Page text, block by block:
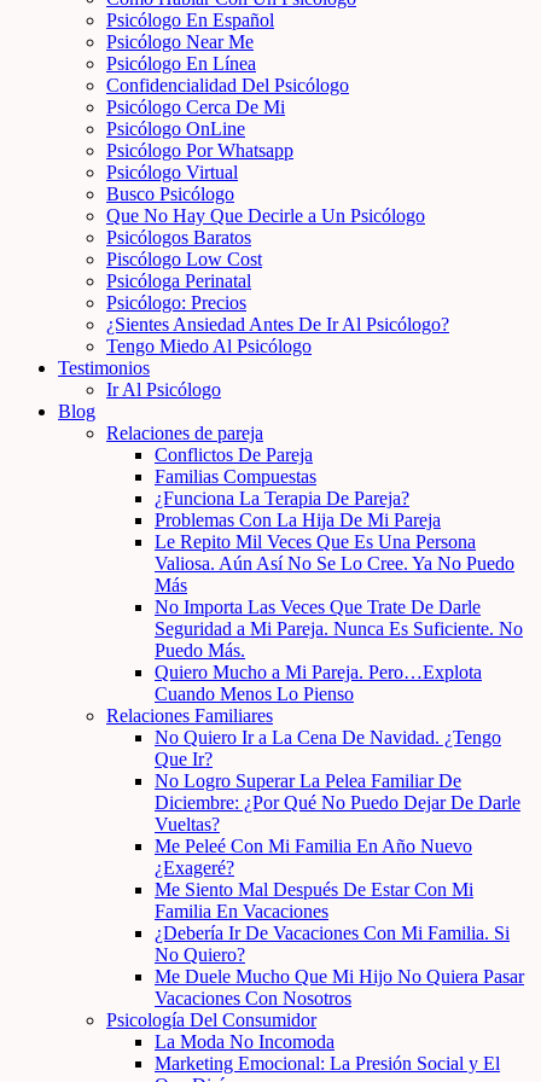
Psicólogo En Español
Psicólogo Near Me
Psicólogo En Línea
Confidencialidad Del Psicólogo
Psicólogo Cerca De Mi
Psicólogo OnLine
Psicólogo Por Whatsapp
Psicólogo Virtual
Busco Psicólogo
Que No Hay Que Decirle a Un Psicólogo
Psicólogos Baratos
Piscólogo Low Cost
Psicóloga Perinatal
Psicólogo: Precios
¿Sientes Ansiedad Antes De Ir Al Psicólogo?
Tengo Miedo Al Psicólogo
Testimonios
Ir Al Psicólogo
Blog
Relaciones de pareja
Conflictos De Pareja
Familias Compuestas
¿Funciona La Terapia De Pareja?
Problemas Con La Hija De Mi Pareja
Le Repito Mil Veces Que Es Una Persona
Valiosa. Aún Así No Se Lo Cree. Ya No Puedo
Más
No Importa Las Veces Que Trate De Darle
Seguridad a Mi Pareja. Nunca Es Suficiente. No
Puedo Más.
Quiero Mucho a Mi Pareja. Pero…Explota
Cuando Menos Lo Pienso
Relaciones Familiares
No Quiero Ir a La Cena De Navidad. ¿Tengo
Que Ir?
No Logro Superar La Pelea Familiar De
Diciembre: ¿Por Qué No Puedo Dejar De Darle
Vueltas?
Me Peleé Con Mi Familia En Año Nuevo
¿Exageré?
Me Siento Mal Después De Estar Con Mi
Familia En Vacaciones
¿Debería Ir De Vacaciones Con Mi Familia. Si
No Quiero?
Me Duele Mucho Que Mi Hijo No Quiera Pasar
Vacaciones Con Nosotros
Psicología Del Consumidor
La Moda No Incomoda
Marketing Emocional: La Presión Social y El